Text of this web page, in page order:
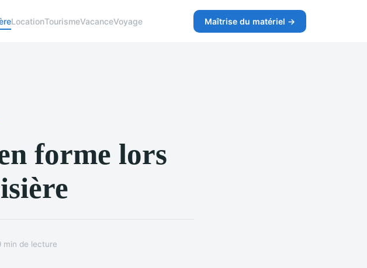
LocationTourismeVacanceVoyage Maîtrise du matériel →
forme lors
min de lecture